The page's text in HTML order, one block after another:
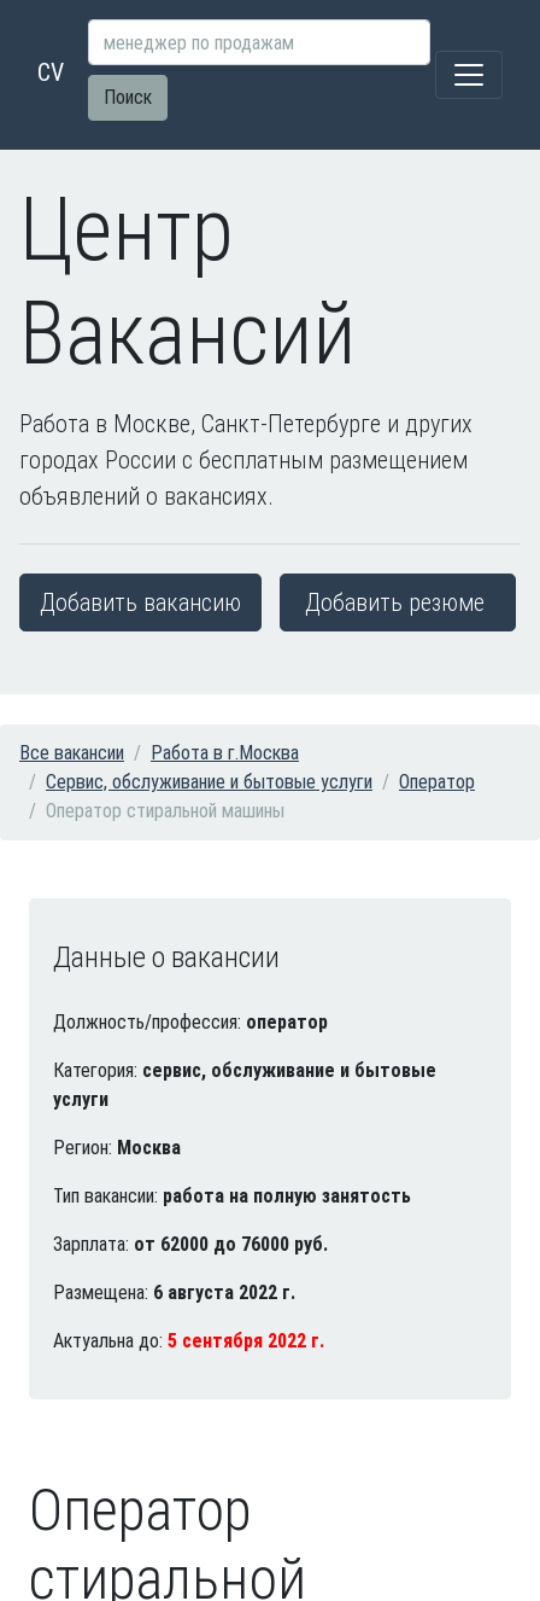
CV
Поиск
Центр
Вакансий
Работа в Москве, Санкт-Петербурге и других
городах России с бесплатным размещением
объявлений о вакансиях.
Добавить вакансию Добавить резюме
Все вакансии
Работа в г.Москва
Сервис, обслуживание и бытовые услуги
Оператор
Оператор стиральной машины
Данные о вакансии
Должность/профессия: оператор
Категория: сервис, обслуживание и бытовые
услуги
Регион: Москва
Тип вакансии: работа на полную занятость
Зарплата: от 62000 до 76000 руб.
Размещена: 6 августа 2022 г.
Актуальна до: 5 сентября 2022 г.
Оператор
стиральной